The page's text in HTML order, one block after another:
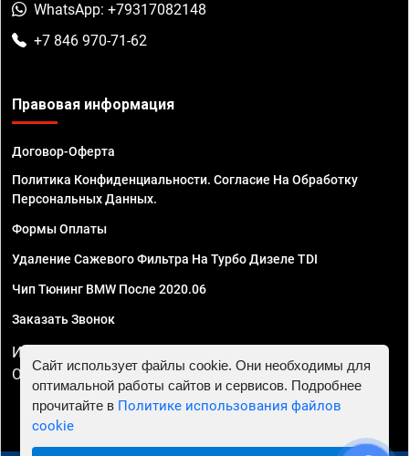
WhatsApp: +79317082148
+7 846 970-71-62
Правовая информация
Договор-Оферта
Политика Конфиденциальности. Согласие На Обработку
Персональных Данных.
Формы Оплаты
Удаление Сажевого Фильтра На Турбо Дизеле TDI
Чип Тюнинг BMW После 2020.06
Заказать Звонок
ИП Смирнов Георгий Павлович. ИНН 781302555843,
ОГРНИП 324470400032610
Сайт использует файлы cookie. Они необходимы для
оптимальной работы сайтов и сервисов. Подробнее
прочитайте в Политике использования файлов
cookie